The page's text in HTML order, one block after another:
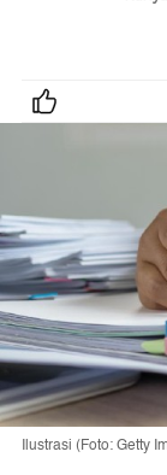
Ilustrasi (Foto: Getty